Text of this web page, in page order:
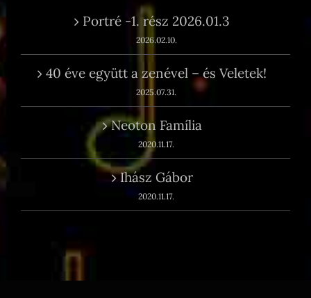
Portré -1. rész 2026.01.3
2026.02.10.
40 éve együtt a zenével – és Veletek!
2025.07.31.
Neoton Família
2020.11.17.
Ihász Gábor
2020.11.17.